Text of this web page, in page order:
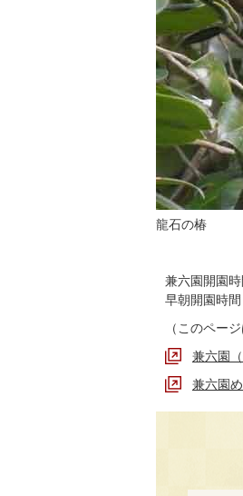
龍石の椿
兼六園開園
早朝開園時
（このペー
兼六園
兼六園